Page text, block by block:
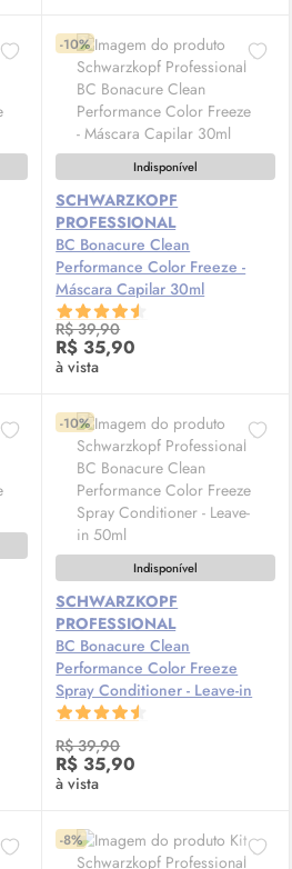
-10%
Indisponível
SCHWARZKOPF
PROFESSIONAL
BC Bonacure Clean
Performance Color Freeze -
Máscara Capilar 30ml
R$ 39,90
R$ 35,90
à vista
-10%
Indisponível
SCHWARZKOPF
PROFESSIONAL
BC Bonacure Clean
Performance Color Freeze
Spray Conditioner - Leave-in
50ml
R$ 39,90
R$ 35,90
à vista
-8%